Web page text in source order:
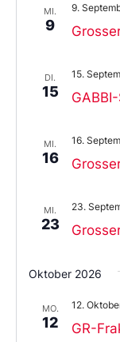
MI.
9
9.
DI.
15
15.
MI.
16
16.
MI.
23
23.
Oktober 2026
MO.
12 GR-
12.